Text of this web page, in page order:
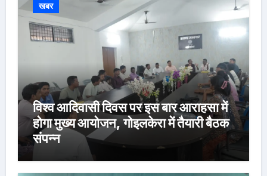
खबर
विश्व आदिवासी दिवस पर इस बार आराहसा में
होगा मुख्य आयोजन, गोइलकेरा में तैयारी बैठक
संपन्न